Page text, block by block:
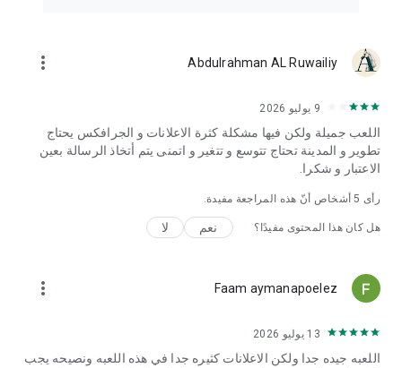
Abdulrahman AL Ruwailiy
more_vert
9 يوليو 2026
اللعب جميلة ولكن فيها مشكلة كثرة الاعلانات و الجرافكس يحتاج
تطوير و المدينة تحتاج تتوسع و تتغير و اتمنى يتم أتخاذ الرسالة بعين
الاعتبار و شكرا.
رأى 5أشخاص أنّ هذه المراجعة مفيدة.
هل كان هذا المحتوى مفيدًا؟ نعم لا
Faam aymanapoelez
more_vert
13 يوليو 2026
اللعبه جيده جدا ولكن الاعلانات كثيره جدا في هذه اللعبه ونصيحه يجب